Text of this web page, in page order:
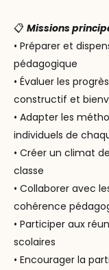
📋 Missions
• Préparer et
pédagogique
• Évaluer les
constructif et
• Adapter les
individuels de
• Créer un climat
classe
• Collaborer avec
cohérence
• Participer aux
scolaires
• Encourager la